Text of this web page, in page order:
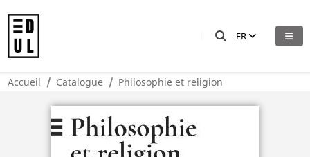
FR
Accueil Catalogue Philosophie et religion